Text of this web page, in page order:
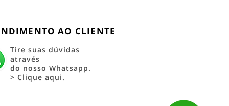
AO CLIENTE
Tire suas dúvidas
através
do nosso Whatsapp.
> Clique aqui.